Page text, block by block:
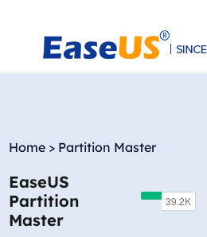
EaseUS
Home > Partition Master
EaseUS
Partition
Master